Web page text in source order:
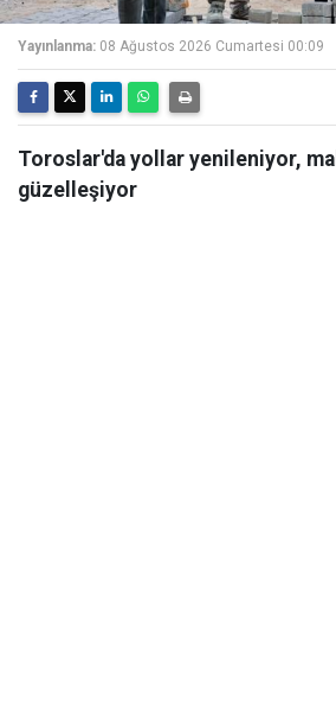
Yayınlanma: 08 Ağustos 2026 Cumartesi 00:09
Toroslar'da yollar yenileniyor,
güzelleşiyor